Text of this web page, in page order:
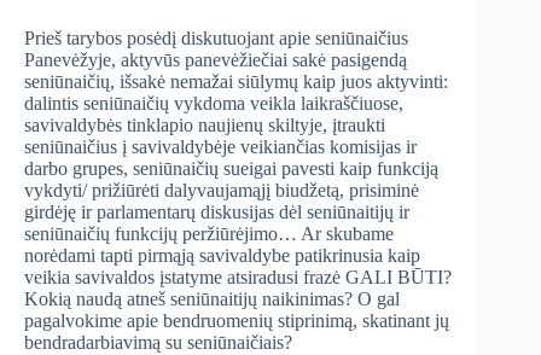
Prieš tarybos posėdį diskutuojant apie seniūnaičius
Panevėžyje, aktyvūs panevėžiečiai sakė pasigendą
seniūnaičių, išsakė nemažai siūlymų kaip juos aktyvinti:
dalintis seniūnaičių vykdoma veikla laikraščiuose,
savivaldybės tinklapio naujienų skiltyje, įtraukti
seniūnaičius į savivaldybėje veikiančias komisijas ir
darbo grupes, seniūnaičių sueigai pavesti kaip funkciją
vykdyti/ prižiūrėti dalyvaujamąjį biudžetą, prisiminė
girdėję ir parlamentarų diskusijas dėl seniūnaitijų ir
seniūnaičių funkcijų peržiūrėjimo… Ar skubame
norėdami tapti pirmąją savivaldybe patikrinusia kaip
veikia savivaldos įstatyme atsiradusi frazė GALI BŪTI?
Kokią naudą atneš seniūnaitijų naikinimas? O gal
pagalvokime apie bendruomenių stiprinimą, skatinant jų
bendradarbiavimą su seniūnaičiais?